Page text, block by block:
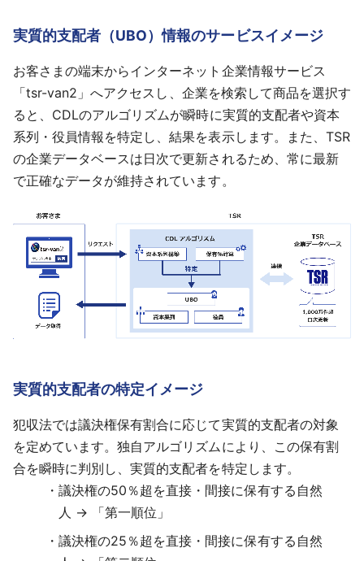
実質的支配者（UBO）情報のサービスイメージ
お客さまの端末からインターネット企業情報サービス
「tsr-van2」へアクセスし、企業を検索して商品を選択す
ると、CDLのアルゴリズムが瞬時に実質的支配者や資本
系列・役員情報を特定し、結果を表示します。また、TSR
の企業データベースは日次で更新されるため、常に最新
で正確なデータが維持されています。
実質的支配者の特定イメージ
犯収法では議決権保有割合に応じて実質的支配者の対象
を定めています。独自アルゴリズムにより、この保有割
合を瞬時に判別し、実質的支配者を特定します。
議決権の50％超を直接・間接に保有する自然
人 → 「第一順位」
議決権の25％超を直接・間接に保有する自然